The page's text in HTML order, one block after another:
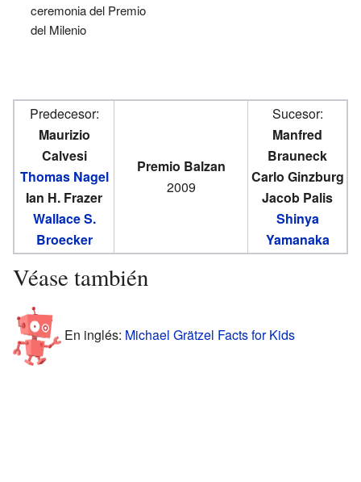
ceremonia del Premio
del Milenio
Predecesor:
Maurizio
Calvesi
Thomas Nagel
Ian H. Frazer
Wallace S.
Broecker
Premio Balzan
2009
Sucesor:
Manfred
Brauneck
Carlo Ginzburg
Jacob Palis
Shinya
Yamanaka
Véase también
En inglés: Michael Grätzel Facts for Kids